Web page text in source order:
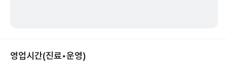
영업시간(진료•운영)